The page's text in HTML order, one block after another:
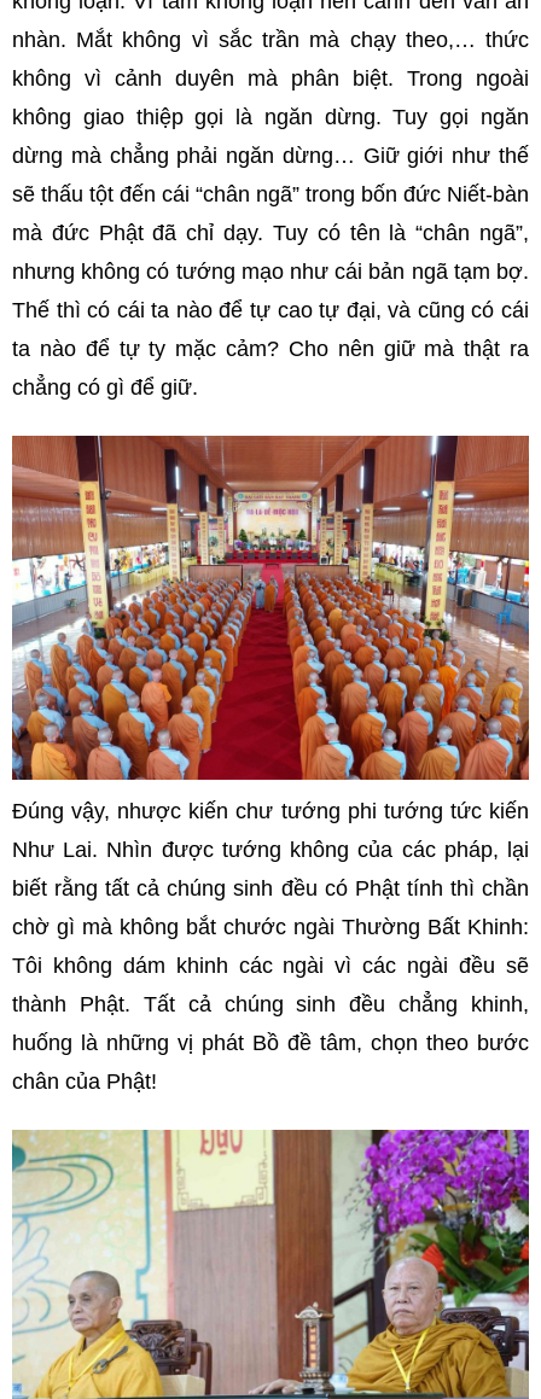
nhàn. Mắt không vì sắc trần mà chạy theo,… thức
không vì cảnh duyên mà phân biệt. Trong ngoài
không giao thiệp gọi là ngăn dừng. Tuy gọi ngăn
dừng mà chẳng phải ngăn dừng… Giữ giới như thế
sẽ thấu tột đến cái “chân ngã” trong bốn đức Niết-bàn
mà đức Phật đã chỉ dạy. Tuy có tên là “chân ngã”,
nhưng không có tướng mạo như cái bản ngã tạm bợ.
Thế thì có cái ta nào để tự cao tự đại, và cũng có cái
ta nào để tự ty mặc cảm? Cho nên giữ mà thật ra
chẳng có gì để giữ.
Đúng vậy, nhược kiến chư tướng phi tướng tức kiến
Như Lai. Nhìn được tướng không của các pháp, lại
biết rằng tất cả chúng sinh đều có Phật tính thì chần
chờ gì mà không bắt chước ngài Thường Bất Khinh:
Tôi không dám khinh các ngài vì các ngài đều sẽ
thành Phật. Tất cả chúng sinh đều chẳng khinh,
huống là những vị phát Bồ đề tâm, chọn theo bước
chân của Phật!